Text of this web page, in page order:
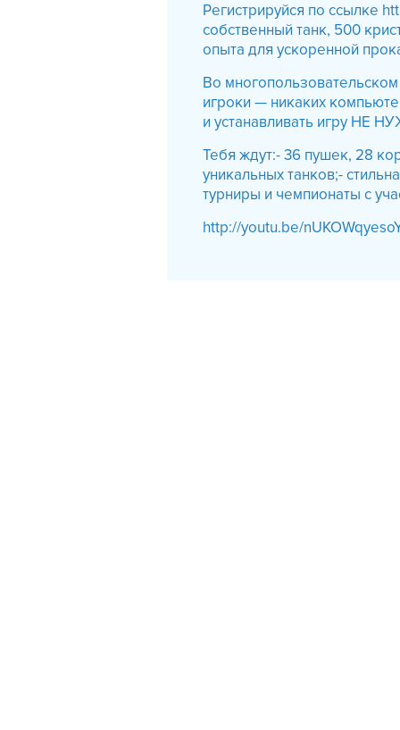
Регистрируйся по ссылке
собственный танк, 500
опыта для ускоренной
Во
игроки — никаких
и устанавливать игру НЕ
Тебя ждут:- 36 пушек, 28
уникальных танков;-
турниры и чемпионаты с
http://youtu.be/